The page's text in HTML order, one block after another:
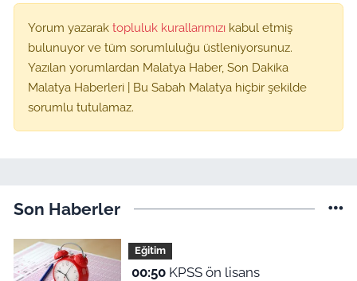
Yorum yazarak topluluk kurallarımızı kabul etmiş
bulunuyor ve tüm sorumluluğu üstleniyorsunuz.
Yazılan yorumlardan Malatya Haber, Son Dakika
Malatya Haberleri | Bu Sabah Malatya hiçbir şekilde
sorumlu tutulamaz.
Son Haberler
Eğitim
00:50KPSS ön lisans